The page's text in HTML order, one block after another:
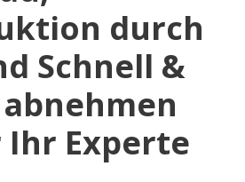
durch
Schnell &
Experte